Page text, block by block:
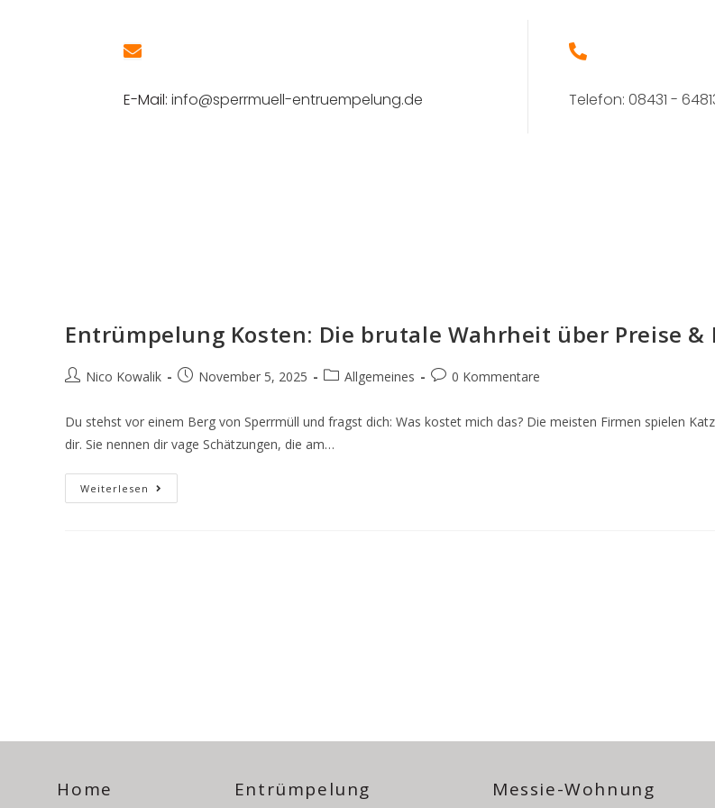
E-Mail: info@sperrmuell-entruempelung.de Telefon: 08431 -
Entrümpelung Kosten: Die brutale Wahrheit über Preise &
Nico Kowalik November 5, 2025 Allgemeines 0 Kommentare
Du stehst vor einem Berg von Sperrmüll und fragst dich: Was kostet mich das? Die meisten Firmen spielen
dir. Sie nennen dir vage Schätzungen, die am…
Weiterlesen
Home Entrümpelung Messie-Wohnung